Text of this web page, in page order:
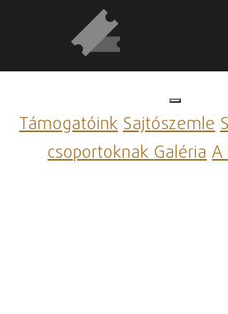
TámogatóinkSajtószemle
csoportoknakGalériaA